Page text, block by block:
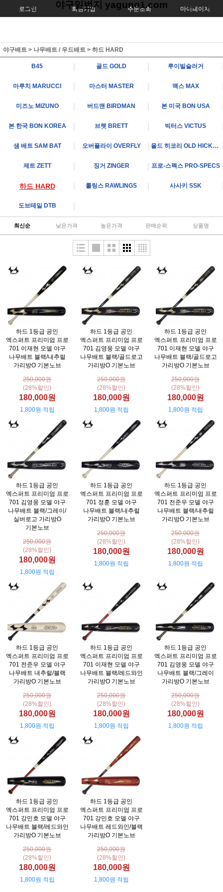
로그인 회원가입 주문조회 마이페이지
야구일번지 yaguno1.com
야구배트 > 나무배트 / 우드배트 > 하드 HARD
B45 골드 GOLD 루이빌슬러거
마루치 MARUCCI 마스터 MASTER 맥스 MAX
미즈노 MIZUNO 버드맨 BIRDMAN 본 미국 BON USA
본 한국 BON KOREA 브렛 BRETT 빅터스 VICTUS
샘 배트 SAM BAT 오버플라이 OVERFLY 올드 히코리 OLD HICKORY
제트 ZETT 징거 ZINGER 프로-스펙스 PRO-SPECS
하드 HARD 롤링스 RAWLINGS 사사키 SSK
도브테일 DTB
최신순 낮은가격 높은가격 판매순위 상품명
하드 1등급 공인
엑스퍼트 프리미엄 프로
701 이재현 모델 야구
나무배트 블랙/내추럴
가리방O 기본노브
250,000원
(28%할인)
180,000원
1,800원 적립
하드 1등급 공인
엑스퍼트 프리미엄 프로
701 김영웅 모델 야구
나무배트 블랙/골드로고
가리방O 기본노브
250,000원
(28%할인)
180,000원
1,800원 적립
하드 1등급 공인
엑스퍼트 프리미엄 프로
701 이재현 모델 야구
나무배트 블랙/골드로고
가리방O 기본노브
250,000원
(28%할인)
180,000원
1,800원 적립
하드 1등급 공인
엑스퍼트 프리미엄 프로
701 김영웅 모델 야구
나무배트 블랙/그레이/
실버로고 가리방O
기본노브
250,000원
(28%할인)
180,000원
1,800원 적립
하드 1등급 공인
엑스퍼트 프리미엄 프로
701 정훈 모델 야구
나무배트 블랙/내추럴
가리방O 기본노브
250,000원
(28%할인)
180,000원
1,800원 적립
하드 1등급 공인
엑스퍼트 프리미엄 프로
701 전준우 모델 야구
나무배트 블랙/내추럴
가리방O 기본노브
250,000원
(28%할인)
180,000원
1,800원 적립
하드 1등급 공인
엑스퍼트 프리미엄 프로
701 전준우 모델 야구
나무배트 내추럴/블랙
가리방O 기본노브
250,000원
(28%할인)
180,000원
1,800원 적립
하드 1등급 공인
엑스퍼트 프리미엄 프로
701 이재현 모델 야구
나무배트 블랙/레드와인
가리방O 기본노브
250,000원
(28%할인)
180,000원
1,800원 적립
하드 1등급 공인
엑스퍼트 프리미엄 프로
701 김영웅 모델 야구
나무배트 블랙/그레이
가리방O 기본노브
250,000원
(28%할인)
180,000원
1,800원 적립
하드 1등급 공인
엑스퍼트 프리미엄 프로
701 강민호 모델 야구
나무배트 블랙/레드와인
가리방O 기본노브
250,000원
(28%할인)
180,000원
1,800원 적립
하드 1등급 공인
엑스퍼트 프리미엄 프로
701 강민호 모델 야구
나무배트 레드와인/블랙
가리방O 기본노브
250,000원
(28%할인)
180,000원
1,800원 적립